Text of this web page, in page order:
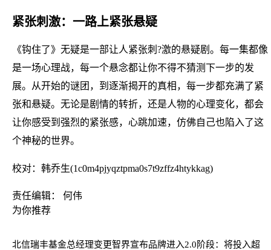
紧张刺激：一路上紧张悬疑
《钩住了》无疑是一部让人紧张刺?激的悬疑剧。每一集都像
是一场心理战，每一个悬念都让你不得不猜测下一步的发
展。从开始的谜团，到逐渐揭开的真相，每一步都充满了紧
张和悬疑。无论是剧情的转折，还是人物的心理变化，都会
让你感受到强烈的紧张感，心跳加速，仿佛自己也陷入了这
个神秘的世界。
校对：韩乔生(1c0m4pjyqztpma0s7t9zffz4htykkag)
责任编辑： 何伟
为你推荐
北信瑞丰基金总经理变更智界宣布品牌进入2.0阶段：将投入超